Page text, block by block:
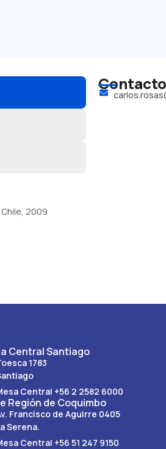
2009
Contacto
Central Santiago
1783
Central +56 2 2582 6000
Región de Coquimbo
Francisco de Aguirre 0405
Serena.
Central +56 51 247 9150